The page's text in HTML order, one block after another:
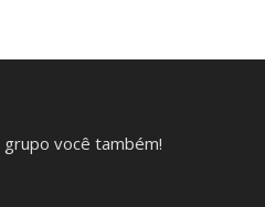
você também!